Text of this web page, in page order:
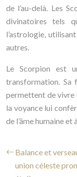
de l’au-delà. Les
divinatoires tels
l’astrologie,
autres.
Le Scorpion est
transformation. Sa
permettent de vivre
la voyance lui
de l’âme humaine
Balance et
union céleste